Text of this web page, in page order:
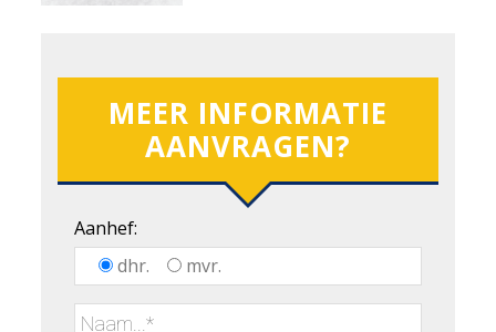
MEER INFORMATIE
AANVRAGEN?
Aanhef:
dhr.
mvr.